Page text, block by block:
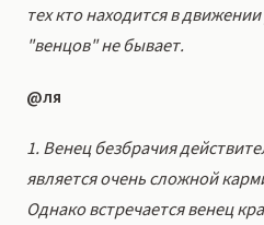
тех кто находится в
"венцов" не бывает.
@ля
1. Венец безбрачия
является очень сложной
Однако встречается венец